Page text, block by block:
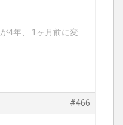
が4年、 1ヶ月前に変
#466